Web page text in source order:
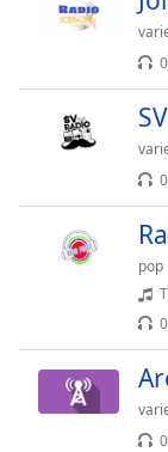
Color
Area
Background
Color
0
0
pop
0
0